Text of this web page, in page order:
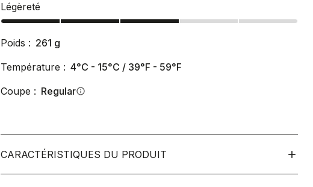
Légèreté
Poids : 261 g
Température : 4°C - 15°C / 39°F - 59°F
Coupe : Regularinfo
CARACTÉRISTIQUES DU PRODUIT